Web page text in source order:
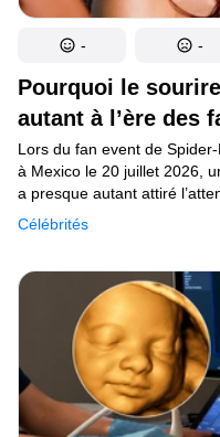
Pourquoi le
autant à l’ère des
Célébrités
Lors du fan event de
à Mexico le 20 juillet 2026,
a presque autant attiré
bleu : son sourire. Des
ont suscité plusieurs
variations face aux dents
associées aux facettes. Le
son sourire aux " piano-key
et parfaitement alignées, a
Plusieurs médias
sans qu’un volume global
ou de partages permette de
- -
© 2014–2026TheSoul Publishing
Tous droits réservés.